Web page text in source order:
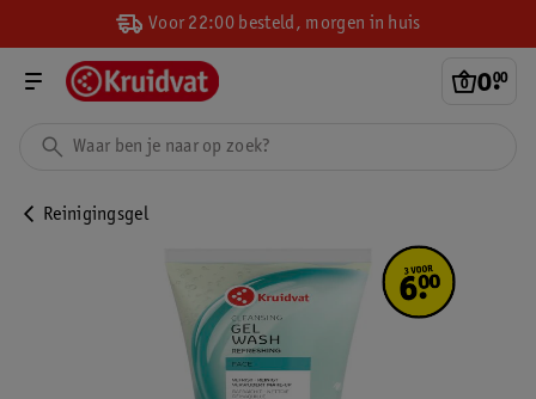
Voor 22:00 besteld, morgen in huis
0.
00
Reinigingsgel